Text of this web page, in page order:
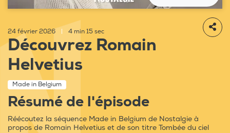
24 février 2026 4 min 15 sec
Découvrez Romain
Helvetius
Made in Belgium
Résumé de l'épisode
Réécoutez la séquence Made in Belgium de Nostalgie à
propos de Romain Helvetius et de son titre Tombée du ciel